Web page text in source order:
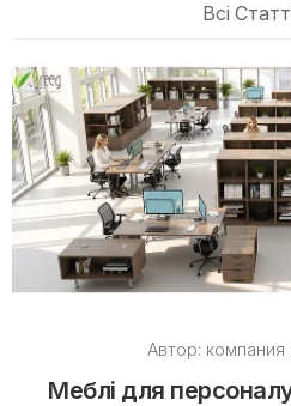
Всі
Автор: компания
Меблі для